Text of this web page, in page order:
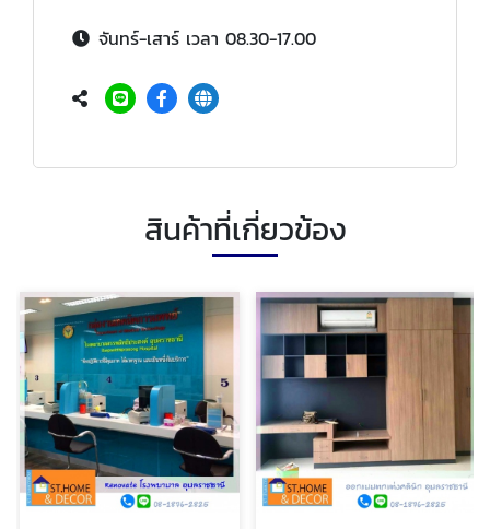
จันทร์-เสาร์ เวลา 08.30-17.00
สินค้าที่เกี่ยวข้อง